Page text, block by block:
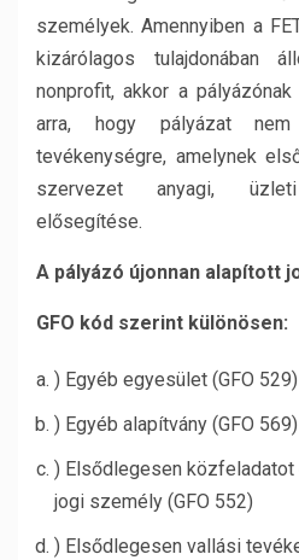
személyek. Amennyiben a
kizárólagos tulajdonában
nonprofit, akkor a
arra, hogy pályázat
tevékenységre, amelynek
szervezet anyagi, üzleti
elősegítése.
A pályázó újonnan alapított
GFO kód szerint különösen:
) Egyéb egyesület (GFO 529)
) Egyéb alapítvány (GFO 569)
) Elsődlegesen
jogi személy (GFO 552)
) Elsődlegesen vallási